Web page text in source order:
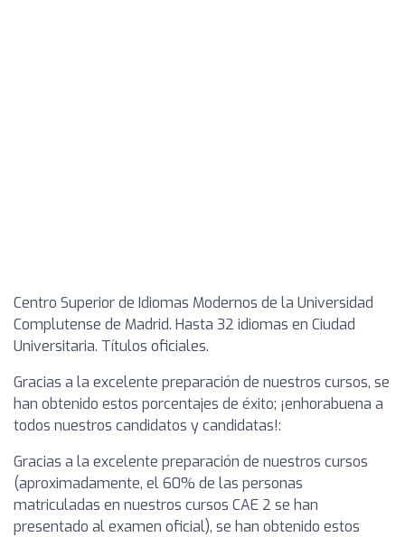
Centro Superior de Idiomas Modernos de la Universidad
Complutense de Madrid. Hasta 32 idiomas en Ciudad
Universitaria. Títulos oficiales.
Gracias a la excelente preparación de nuestros cursos, se
han obtenido estos porcentajes de éxito; ¡enhorabuena a
todos nuestros candidatos y candidatas!:
Gracias a la excelente preparación de nuestros cursos
(aproximadamente, el 60% de las personas
matriculadas en nuestros cursos CAE 2 se han
presentado al examen oficial), se han obtenido estos